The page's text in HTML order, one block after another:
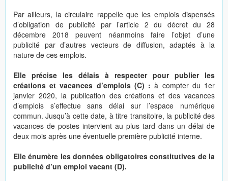
Par ailleurs, la circulaire rappelle que les emplois dispensés
d’obligation de publicité par l’article 2 du décret du 28
décembre 2018 peuvent néanmoins faire l’objet d’une
publicité par d’autres vecteurs de diffusion, adaptés à la
nature de ces emplois.
Elle précise les délais à respecter pour publier les
créations et vacances d’emplois (C) : à compter du 1er
janvier 2020, la publication des créations et des vacances
d’emplois s’effectue sans délai sur l’espace numérique
commun. Jusqu’à cette date, à titre transitoire, la publicité des
vacances de postes intervient au plus tard dans un délai de
deux mois après une éventuelle première publicité interne.
Elle énumère les données obligatoires constitutives de la
publicité d’un emploi vacant (D).